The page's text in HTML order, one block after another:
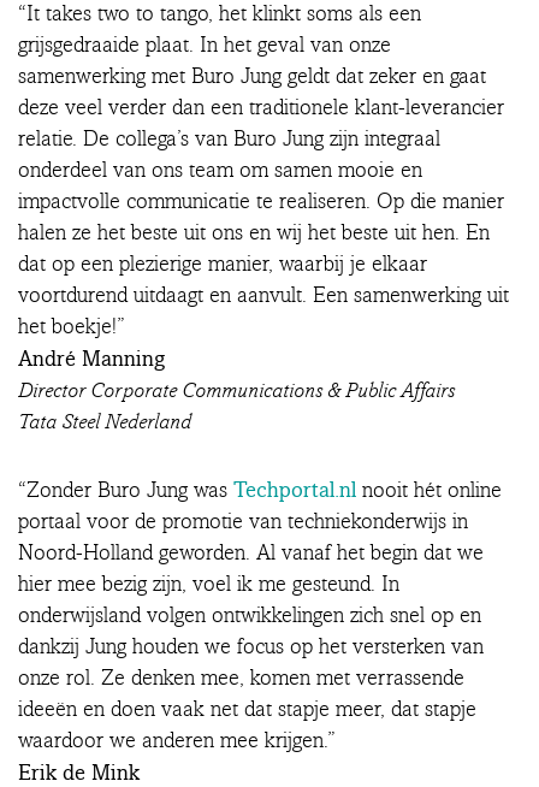
“It takes two to tango, het klinkt soms als een
grijsgedraaide plaat. In het geval van onze
samenwerking met Buro Jung geldt dat zeker en gaat
deze veel verder dan een traditionele klant-leverancier
relatie. De collega’s van Buro Jung zijn integraal
onderdeel van ons team om samen mooie en
impactvolle communicatie te realiseren. Op die manier
halen ze het beste uit ons en wij het beste uit hen. En
dat op een plezierige manier, waarbij je elkaar
voortdurend uitdaagt en aanvult. Een samenwerking uit
het boekje!”
André Manning
Director Corporate Communications & Public Affairs
Tata Steel Nederland
“Zonder Buro Jung was Techportal.nl nooit hét online
portaal voor de promotie van techniekonderwijs in
Noord-Holland geworden. Al vanaf het begin dat we
hier mee bezig zijn, voel ik me gesteund. In
onderwijsland volgen ontwikkelingen zich snel op en
dankzij Jung houden we focus op het versterken van
onze rol. Ze denken mee, komen met verrassende
ideeën en doen vaak net dat stapje meer, dat stapje
waardoor we anderen mee krijgen.”
Erik de Mink